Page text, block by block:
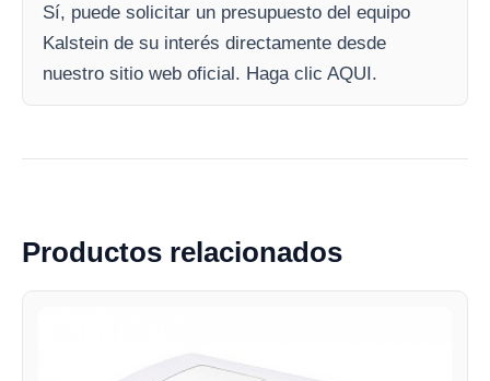
Sí, puede solicitar un presupuesto del equipo
Kalstein de su interés directamente desde
nuestro sitio web oficial. Haga clic AQUI.
Productos relacionados